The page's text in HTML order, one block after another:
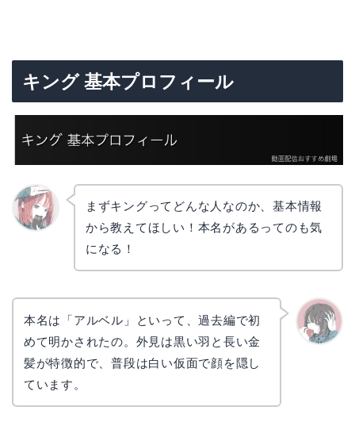
キング 基本プロフィール
まずキングってどんな人なのか、基本情報
から教えてほしい！本名があるってのも気
になる！
本名は「アルベル」といって、過去編で初
めて明かされたの。外見は黒い羽と長い金
髪が特徴的で、普段は白い仮面で顔を隠し
ています。